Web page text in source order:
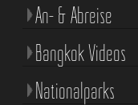
An- & Abreise
Bangkok Videos
Nationalparks